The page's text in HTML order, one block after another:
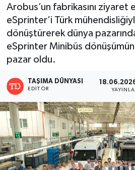
Arobus’un fabrikasını ziyaret
eSprinter’i Türk
dönüştürerek dünya
eSprinter Minibüs
pazar oldu.
TAŞIMA DÜNYASI
EDITÖR